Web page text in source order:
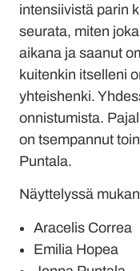
intensiivistä parin
seurata, miten
aikana ja saanut
kuitenkin itselleni
yhteishenki.
onnistumista.
on tsempannut
Puntala.
Näyttelyssä
Aracelis Correa
Emilia Hopea